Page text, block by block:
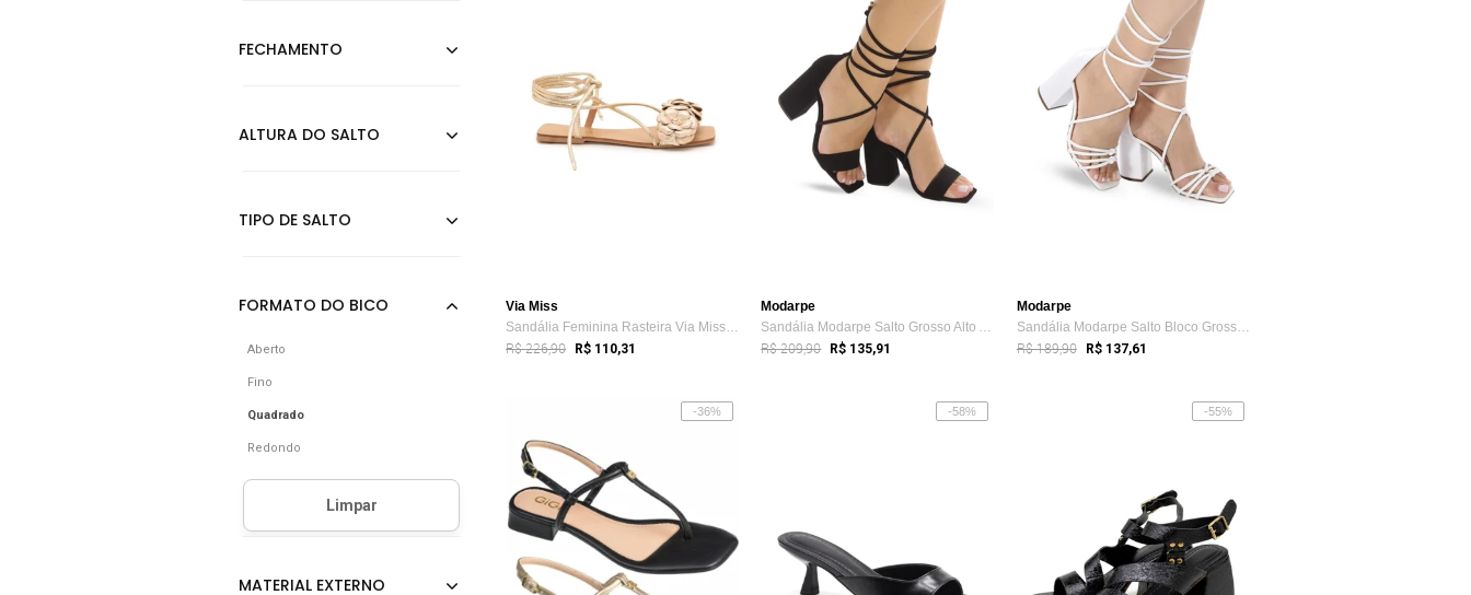
Aberto
Fino
Quadrado
Redondo
Via Miss
Sandália Feminina Rasteira Via Miss Amar...
R$ 226,90 R$ 110,31
Modarpe
Sandália Modarpe Salto Grosso Alto Amarr...
R$ 209,90 R$ 135,91
Modarpe
Sandália Modarpe Salto Bloco Grosso Amar...
R$ 189,90 R$ 137,61
-36% -58% -55%